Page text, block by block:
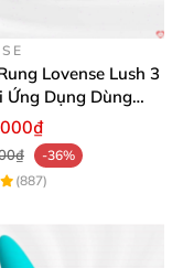
thích Kegel đa điểm
Lovense Lush 3
Ứng Dụng Dùng
-36%
(887)